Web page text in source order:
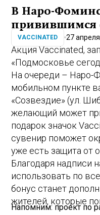
В Наро-
привившимся
VACCINATED 27
Акция Vaccinated,
«Подмосковье
На очереди – Наро-
мобильном пункте
«Созвездие» (ул.
желающий может
подарок значок
сувенир поможет
уже есть защита от
Благодаря надписи
использовать по
бонус станет
жителей, которые
Напомним: проект по